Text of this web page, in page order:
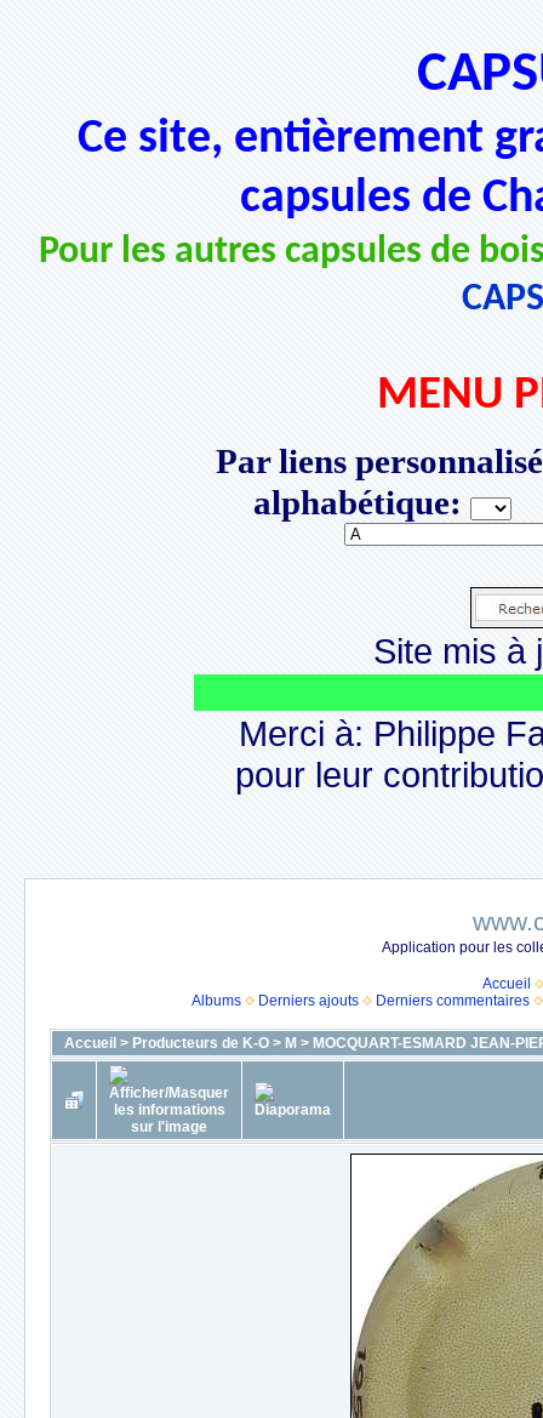
Ce site, entièrement
capsules de
Pour les autres capsules de
MENU
Par liens
alphabétique:
Site mis à
Merci à: Philippe
pour leur
Application pour les
Accueil
Albums
Derniers ajouts Derniers commentaires
Accueil > Producteurs de K-O > M > MOCQUART-ESMARD JEAN-